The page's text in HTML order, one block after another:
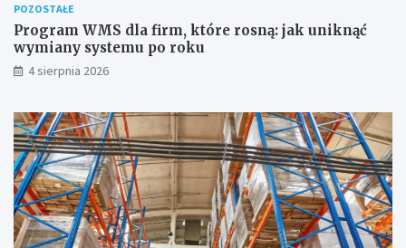
POZOSTAŁE
Program WMS dla firm, które rosną: jak uniknąć
wymiany systemu po roku
4 sierpnia 2026